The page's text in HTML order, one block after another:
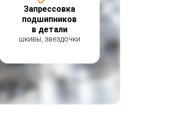
Запрессовка
подшипников
в детали
шкивы, звездочки